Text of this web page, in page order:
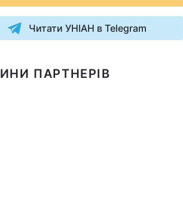
Читати УНІАН в Telegram
ПАРТНЕРІВ